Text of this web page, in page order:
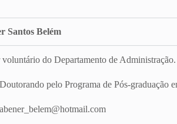
Santos Belém
voluntário do Departamento de Administração.
pelo Programa de Pós-